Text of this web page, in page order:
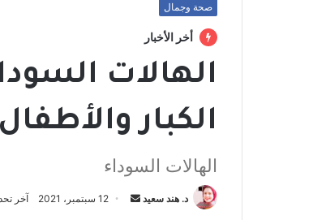
صحة وجمال
أخر الأخبار
الهالات
الكبار والأطفال
الهالات السوداء
د. هند سعيد 12 سبتمبر، 2021 آخر تحديث: 9